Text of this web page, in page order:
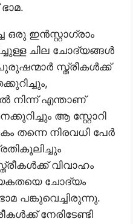
ഒരു ഇൻസ്റ്റാ​ഗ്രാം
ചില ചോദ്യങ്ങൾ
സ്ത്രീകൾക്ക്
നിന്ന് എന്താണ്
ആ സ്റ്റോറി
തന്നെ നിരവധി പേർ
വിവാഹം
ചോദ്യം
പങ്കുവെച്ചിരുന്നു.
നേരിടേണ്ടി